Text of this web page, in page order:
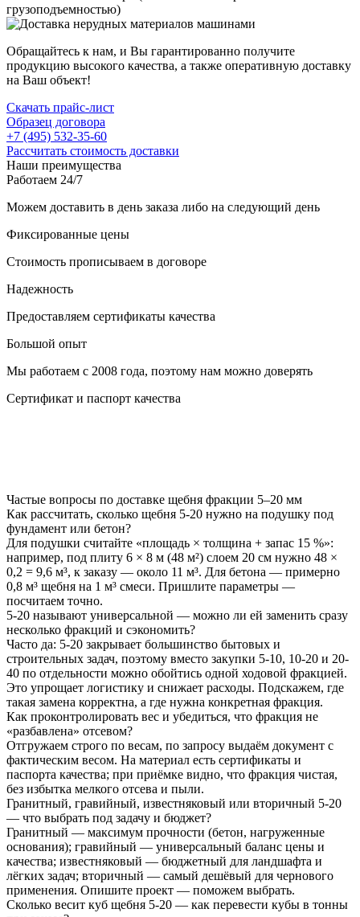
грузоподъемностью)
Обращайтесь к нам, и Вы гарантированно получите
продукцию высокого качества, а также оперативную доставку
на Ваш объект!
Скачать прайс-лист
Образец договора
+7 (495) 532-35-60
Рассчитать стоимость доставки
Наши преимущества
Работаем 24/7
Можем доставить в день заказа либо на следующий день
Фиксированные цены
Стоимость прописываем в договоре
Надежность
Предоставляем сертификаты качества
Большой опыт
Мы работаем с 2008 года, поэтому нам можно доверять
Сертификат и паспорт качества
Частые вопросы по доставке щебня фракции 5–20 мм
Как рассчитать, сколько щебня 5-20 нужно на подушку под
фундамент или бетон?
Для подушки считайте «площадь × толщина + запас 15 %»:
например, под плиту 6 × 8 м (48 м²) слоем 20 см нужно 48 ×
0,2 = 9,6 м³, к заказу — около 11 м³. Для бетона — примерно
0,8 м³ щебня на 1 м³ смеси. Пришлите параметры —
посчитаем точно.
5-20 называют универсальной — можно ли ей заменить сразу
несколько фракций и сэкономить?
Часто да: 5-20 закрывает большинство бытовых и
строительных задач, поэтому вместо закупки 5-10, 10-20 и 20-
40 по отдельности можно обойтись одной ходовой фракцией.
Это упрощает логистику и снижает расходы. Подскажем, где
такая замена корректна, а где нужна конкретная фракция.
Как проконтролировать вес и убедиться, что фракция не
«разбавлена» отсевом?
Отгружаем строго по весам, по запросу выдаём документ с
фактическим весом. На материал есть сертификаты и
паспорта качества; при приёмке видно, что фракция чистая,
без избытка мелкого отсева и пыли.
Гранитный, гравийный, известняковый или вторичный 5-20
— что выбрать под задачу и бюджет?
Гранитный — максимум прочности (бетон, нагруженные
основания); гравийный — универсальный баланс цены и
качества; известняковый — бюджетный для ландшафта и
лёгких задач; вторичный — самый дешёвый для чернового
применения. Опишите проект — поможем выбрать.
Сколько весит куб щебня 5-20 — как перевести кубы в тонны